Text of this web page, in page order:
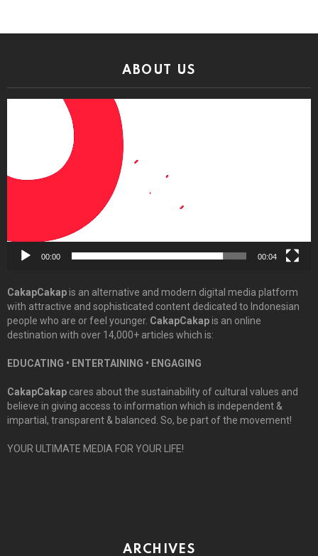
ABOUT US
00:00 00:04
CakapCakapis an alternative and modern digital media platform
with attractive and sophisticated content dedicated to Indonesian
people who are or feel younger. CakapCakapis an online
destination with over 14,000+ articles which is:
EDUCATING • ENTERTAINING • ENGAGING
CakapCakap cares about the sustainability of cultural values and
believe in giving access to information which is independent &
impartial, transparent & balanced. So, be part of the movement!
YOUR ULTIMATE MEDIA FOR YOUR LIFE!
ARCHIVES